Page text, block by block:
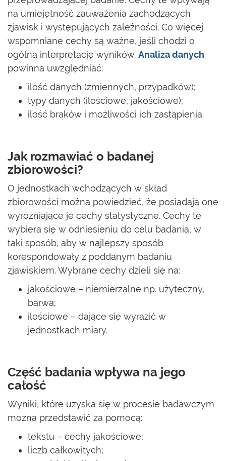
na umiejętność zauważenia zachodzących
zjawisk i występujących zależności. Co więcej
wspomniane cechy są ważne, jeśli chodzi o
ogólną interpretację wyników. Analiza danych
powinna uwzględniać:
ilość danych (zmiennych, przypadków);
typy danych (ilościowe, jakościowe);
ilość braków i możliwości ich zastąpienia.
Jak rozmawiać o badanej
zbiorowości?
O jednostkach wchodzących w skład
zbiorowości można powiedzieć, że posiadają one
wyróżniające je cechy statystyczne. Cechy te
wybiera się w odniesieniu do celu badania, w
taki sposób, aby w najlepszy sposób
korespondowały z poddanym badaniu
zjawiskiem. Wybrane cechy dzieli się na:
jakościowe – niemierzalne np. użyteczny,
barwa;
ilościowe – dające się wyrazić w
jednostkach miary.
Część badania wpływa na jego
całość
Wyniki, które uzyska się w procesie badawczym
można przedstawić za pomocą:
tekstu – cechy jakościowe;
liczb całkowitych;